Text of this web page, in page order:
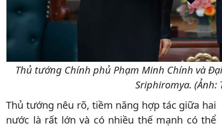
Thủ tướng Chính phủ Phạm Minh Chính và
Sriphiromya. (Ảnh:
Thủ tướng nêu rõ, tiềm năng hợp tác giữa hai
nước là rất lớn và có nhiều thế mạnh có thể